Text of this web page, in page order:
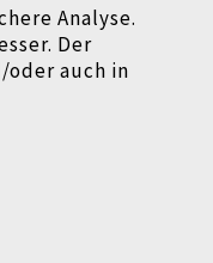
Analyse.
Der
auch in